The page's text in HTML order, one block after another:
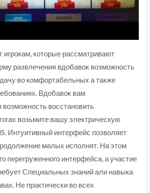
игрокам, которые рассматривают
развлечения вдобавок возможность
во комфортабельных а также
Вдобавок вам
возможность восстановить
возьмите вашу электрическую
Интуитивный интерфейс позволяет
малых исполнят. На этом
перегруженного интерфейса, а участие
Специальных знаний али навыка
Не практически во всех